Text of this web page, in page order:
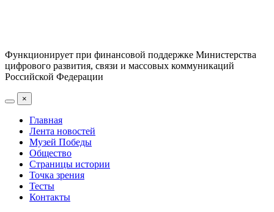
Функционирует при финансовой поддержке Министерства
цифрового развития, связи и массовых коммуникаций
Российской Федерации
×
Главная
Лента новостей
Музей Победы
Общество
Страницы истории
Точка зрения
Тесты
Контакты